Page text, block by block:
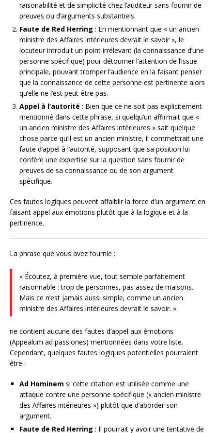
raisonabilité et de simplicité chez l’auditeur sans fournir de
preuves ou d’arguments substantiels.
Faute de Red Herring : En mentionnant que « un ancien
ministre des Affaires intérieures devrait le savoir », le
locuteur introduit un point irrélevant (la connaissance d’une
personne spécifique) pour détourner l’attention de l’issue
principale, pouvant tromper l’audience en la faisant penser
que la connaissance de cette personne est pertinente alors
qu’elle ne l’est peut-être pas.
Appel à l’autorité : Bien que ce ne soit pas explicitement
mentionné dans cette phrase, si quelqu’un affirmait que «
un ancien ministre des Affaires intérieures » sait quelque
chose parce qu’il est un ancien ministre, il commettrait une
faute d’appel à l’autorité, supposant que sa position lui
confère une expertise sur la question sans fournir de
preuves de sa connaissance ou de son argument
spécifique.
Ces fautes logiques peuvent affaiblir la force d’un argument en
faisant appel aux émotions plutôt que à la logique et à la
pertinence.
La phrase que vous avez fournie :
« Écoutez, à première vue, tout semble parfaitement
raisonnable : trop de personnes, pas assez de maisons.
Mais ce n’est jamais aussi simple, comme un ancien
ministre des Affaires intérieures devrait le savoir. »
ne contient aucune des fautes d’appel aux émotions
(Appealum ad passiones) mentionnées dans votre liste.
Cependant, quelques fautes logiques potentielles pourraient
être :
Ad Hominem si cette citation est utilisée comme une
attaque contre une personne spécifique (« ancien ministre
des Affaires intérieures ») plutôt que d’aborder son
argument.
Faute de Red Herring : Il pourrait y avoir une tentative de